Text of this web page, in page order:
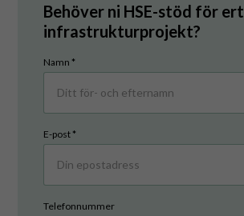
Behöver ni HSE-stöd för ert
infrastrukturprojekt?
Kontakta
Namn *
E-post *
Telefonnummer